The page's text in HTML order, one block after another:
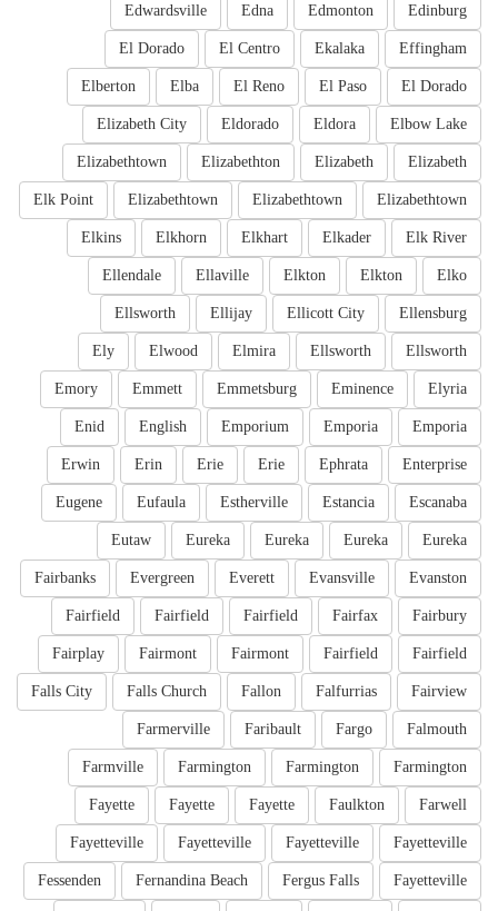
Edinburg
Edmonton
Edna
Edwardsville
Effingham
Ekalaka
El Centro
El Dorado
El Dorado
El Paso
El Reno
Elba
Elberton
Elbow Lake
Eldora
Eldorado
Elizabeth City
Elizabeth
Elizabeth
Elizabethton
Elizabethtown
Elizabethtown
Elizabethtown
Elizabethtown
Elk Point
Elk River
Elkader
Elkhart
Elkhorn
Elkins
Elko
Elkton
Elkton
Ellaville
Ellendale
Ellensburg
Ellicott City
Ellijay
Ellsworth
Ellsworth
Ellsworth
Elmira
Elwood
Ely
Elyria
Eminence
Emmetsburg
Emmett
Emory
Emporia
Emporia
Emporium
English
Enid
Enterprise
Ephrata
Erie
Erie
Erin
Erwin
Escanaba
Estancia
Estherville
Eufaula
Eugene
Eureka
Eureka
Eureka
Eureka
Eutaw
Evanston
Evansville
Everett
Evergreen
Fairbanks
Fairbury
Fairfax
Fairfield
Fairfield
Fairfield
Fairfield
Fairfield
Fairmont
Fairmont
Fairplay
Fairview
Falfurrias
Fallon
Falls Church
Falls City
Falmouth
Fargo
Faribault
Farmerville
Farmington
Farmington
Farmington
Farmville
Farwell
Faulkton
Fayette
Fayette
Fayette
Fayetteville
Fayetteville
Fayetteville
Fayetteville
Fayetteville
Fergus Falls
Fernandina Beach
Fessenden